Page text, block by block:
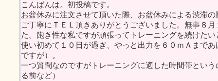
こんばんは。初投稿です。
お盆休みに注文させて頂いた際、お盆休みによる渋滞
ご丁寧にＴＥＬ頂きありがとうございました。無事８
た。飽き性な私ですが頑張ってトレーニングを続けた
使い初めて１０日が過ぎ、やっと出力を６０ｍＡまで
ですが）。
一つ質問なのですがトレーニングに適した時間帯とい
る前など）